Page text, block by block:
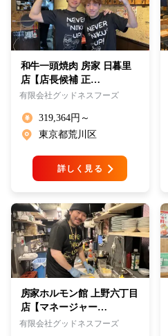
和牛一頭焼肉 房家 日暮里
店【店長候補 正…
有限会社グッドネスフーズ
319,364円～
東京都荒川区
詳しく見る
房家ホルモン館 上野六丁目
店【マネージャー…
有限会社グッドネスフーズ